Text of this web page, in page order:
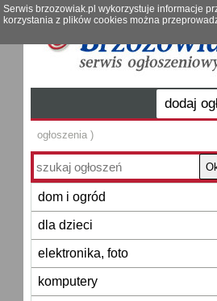
Serwis brzozowiak.pl wykorzystuje informacje
korzystania z plików cookies można
dodaj
ogłoszenia )
dom i ogród
dla dzieci
elektronika, foto
komputery